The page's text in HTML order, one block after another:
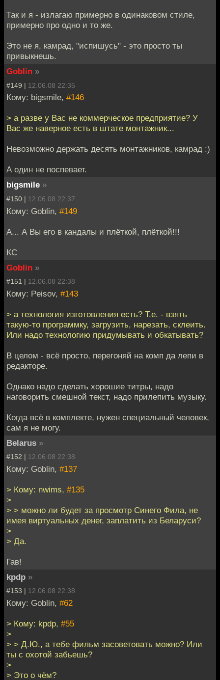
Так и я - излагаю примерно в одинаковом стиле,
примерно про одно и то же.
Это не я, камрад, "испишусь" - это просто ты
привыкнешь.
Goblin »
#149 | 12.06.08 22:35
Кому: bigsmile, #146
> а разве у Вас не коммерческое предприятие? У
Вас же наверное есть в штате монтажник...
Невозможно держать десять монтажников, камрад :)
А один не поспевает.
bigsmile »
#150 | 12.06.08 22:37
Кому: Goblin, #149
А... А Вы его в кандалы и плёткой, плёткой!!!
КС
Goblin »
#151 | 12.06.08 22:38
Кому: Peisov, #143
> а технология изготовления есть? Т.е. - взять
такую-то программку, загрузить, нарезать, склеить.
Или надо технологию придумывать и обкатывать?
В целом - всё просто, перегоняй на комп да лепи в
редакторе.
Однако надо сделать хорошие титры, надо
наговорить смешной текст, надо прилепить музыку.
Когда всё в комплекте, нужен специальный человек,
сам я не могу.
Belarus »
#152 | 12.06.08 22:38
Кому: Goblin, #137
> Кому: nwims, #135
>
> > можно ли будет за просмотр Синего Фила, не
имея виртуальных денег, заплатить из Беларуси?
>
> Да.
Гав!
kpdp »
#153 | 12.06.08 22:38
Кому: Goblin, #62
> Кому: kpdp, #55
>
> > Д.Ю., а тебе фильм засоветовать можно? Или
ты с охотой забьешь?
>
> Это о чём?